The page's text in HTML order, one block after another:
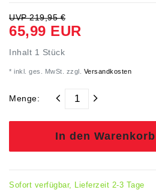
UVP 219,95 €
65,99 EUR
Inhalt 1 Stück
* inkl. ges. MwSt. zzgl. Versandkosten
Menge:
In den Warenkorb
Sofort verfügbar, Lieferzeit 2-3 Tage